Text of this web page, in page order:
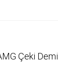
Çeki